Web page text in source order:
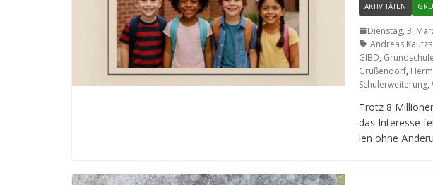
AKTIVITÄTEN
Dienstag, 3.
Andreas
GIBD, Grundschule
Grußendorf,
Schulerweiterung,
Trotz 8
das Inter­esse
len ohne